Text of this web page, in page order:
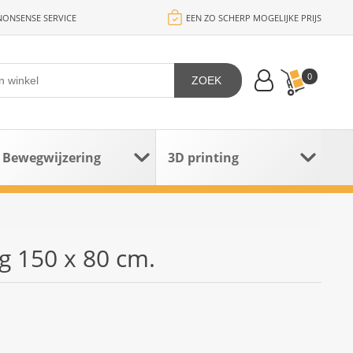
SERVICE EEN ZO SCHERP MOGELIJKE PRIJS
0
ZOEK
Bewegwijzering 3D printing
150 x 80 cm.